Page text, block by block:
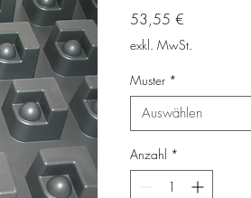
53,55 €
exkl. MwSt.
Muster *
Auswählen
Anzahl *